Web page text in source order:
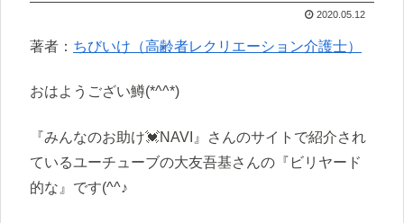
2020.05.12
著者： ちびいけ（高齢者レクリエーション介護士）
おはようござい鱒(*^^*)
『みんなのお助け💓NAVI』さんのサイトで紹介され
ているユーチューブの大友吾基さんの『ビリヤード
的な』です(^^♪